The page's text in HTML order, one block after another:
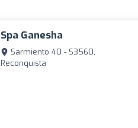
Spa Ganesha
Sarmiento 40 - S3560,
Reconquista